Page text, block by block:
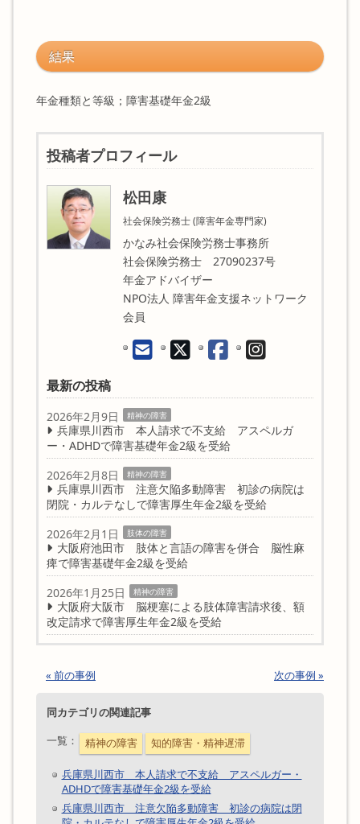
結果
年金種類と等級；障害基礎年金2級
投稿者プロフィール
松田康
社会保険労務士 (障害年金専門家)
かなみ社会保険労務士事務所
社会保険労務士 27090237号
年金アドバイザー
NPO法人 障害年金支援ネットワーク
会員
最新の投稿
2026年2月9日 精神の障害
兵庫県川西市 本人請求で不支給 アスペルガ
ー・ADHDで障害基礎年金2級を受給
2026年2月8日
精神の障害
兵庫県川西市 注意欠陥多動障害 初診の病院は
閉院・カルテなしで障害厚生年金2級を受給
2026年2月1日
肢体の障害
大阪府池田市 肢体と言語の障害を併合 脳性麻
痺で障害基礎年金2級を受給
2026年1月25日
精神の障害
大阪府大阪市 脳梗塞による肢体障害請求後、額
改定請求で障害厚生年金2級を受給
« 前の事例 次の事例 »
同カテゴリの関連記事
一覧：
精神の障害 知的障害・精神遅滞
兵庫県川西市 本人請求で不支給 アスペルガー・
ADHDで障害基礎年金2級を受給
兵庫県川西市 注意欠陥多動障害 初診の病院は閉